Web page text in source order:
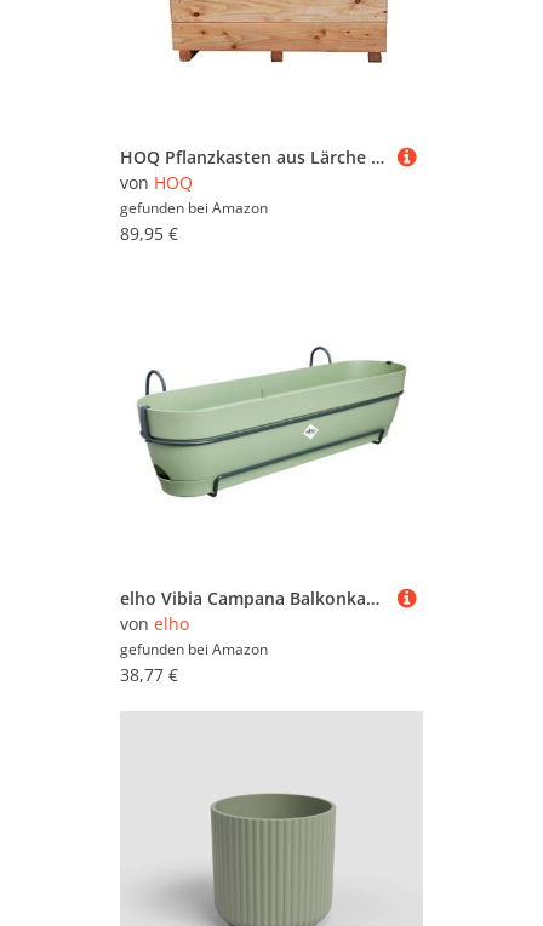
HOQ Pflanzkasten aus Lärche - mit Vlies und Griffen - Premium Pflanzkübel - Holz Blumentopf - Hochbeet aus Holz - Blumenkasten 80 x 36 x 52 cm
von HOQ
gefunden bei Amazon
89,95 €
elho Vibia Campana Balkonkasten Allin1 70 mit Wasserreservoir - Übertopf für Balkon - 100% recyceltes Plastik - Ø 70.4 x H 17.7 cm - Grün/Pistazien Grün
von elho
gefunden bei Amazon
38,77 €